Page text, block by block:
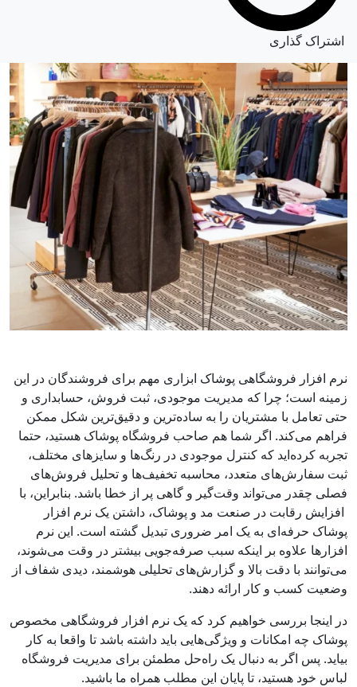
اشتراک گذاری
نرم افزار فروشگاهی پوشاک ابزاری مهم برای فروشندگان در این
زمینه است؛ چرا که مدیریت موجودی، ثبت فروش، حسابداری و
حتی تعامل با مشتریان را به ساده‌ترین و دقیق‌ترین شکل ممکن
فراهم می‌کند. اگر شما هم صاحب فروشگاه پوشاک هستید، حتما
تجربه کرده‌اید که کنترل موجودی در رنگ‌ها و سایزهای مختلف،
ثبت سفارش‌های متعدد، محاسبه تخفیف‌ها و تحلیل فروش‌های
فصلی چقدر می‌تواند وقت‌گیر و گاهی پر از خطا باشد. بنابراین، با
افزایش رقابت در صنعت مد و پوشاک، داشتن یک نرم افزار
پوشاک حرفه‌ای به یک امر ضروری تبدیل گشته است. این نرم
افزارها علاوه بر اینکه سبب صرفه‌جویی بیشتر در وقت می‌شوند،
می‌توانند با دقت بالا و گزارش‌های تحلیلی هوشمند، دیدی شفاف از
وضعیت کسب ‌و کار ارائه دهند.
در اینجا بررسی خواهیم کرد که یک نرم افزار فروشگاهی مخصوص
پوشاک چه امکانات و ویژگی‌هایی باید داشته باشد تا واقعا به کار
بیاید. پس اگر به دنبال یک راه‌حل مطمئن برای مدیریت فروشگاه
لباس خود هستید، تا پایان این مطلب همراه ما باشید.